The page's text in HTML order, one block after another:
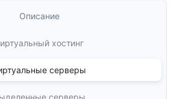
Описание
хостинг
серверы
серверы